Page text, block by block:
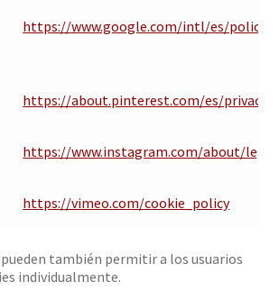
https://www.google.com/intl/es/
https://about.pinterest.com/es/privacy-
https://www.instagram.com/about/
https://vimeo.com/cookie_policy
también permitir a los usuarios
individualmente.